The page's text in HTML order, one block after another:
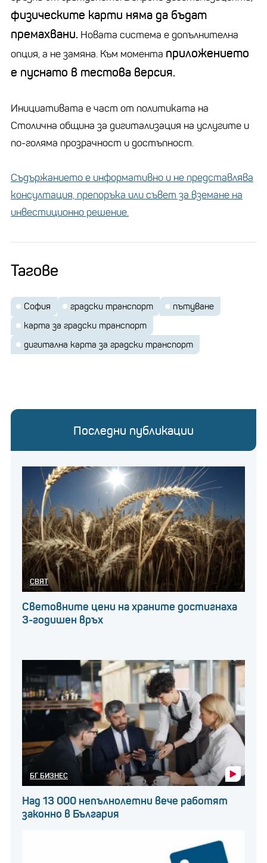
физическите карти няма да бъдат
премахвани. Новата система е допълнителна
опция, а не замяна. Към момента приложението
е пуснато в тестова версия.
Инициативата е част от политиката на
Столична община за дигитализация на услугите и
по-голяма прозрачност и достъпност.
Съдържанието е информативно и не представлява
консултация, препоръка или съвет за вземане на
инвестиционно решение.
Тагове
София градски транспорт
пътуване
карта за градски транспорт
дигитална карта за градски транспорт
Последни публикации
СВЯТ
Световните цени на храните достигнаха
3-годишен връх
БГ БИЗНЕС
Над 13 000 непълнолетни вече работят
законно в България